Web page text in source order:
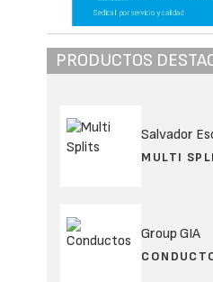
PRODUCTOS
Salvador
MULTI
Group GIA